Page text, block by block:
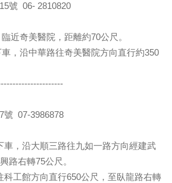
號 06- 2810820
近奇美醫院，距離約70公尺。
，沿中華路往奇美醫院方向直行約350
號 07-3986878
車，沿大順三路往九如一路方向經建武
路右轉75公尺。
科工館方向直行650公尺，至臥龍路右轉